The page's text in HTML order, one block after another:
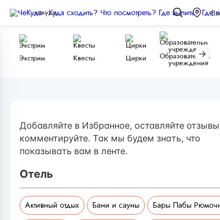
чёкуда
Экстрим Квесты Цирки
Образовательные
учреждения
Добавляйте в Избранное, оставляйте
комментируйте. Так мы будем знать, что
показывать вам в ленте.
Отель
Активный отдых Бани и сауны Бары Пабы